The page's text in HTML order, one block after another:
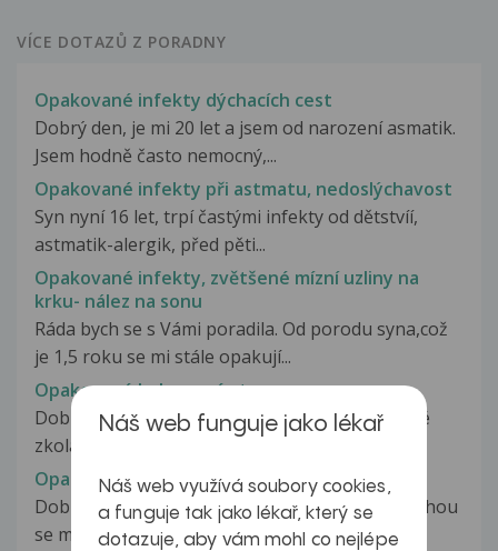
VÍCE DOTAZŮ Z PORADNY
Opakované infekty dýchacích cest
Dobrý den, je mi 20 let a jsem od narození asmatik.
Jsem hodně často nemocný,...
Opakované infekty při astmatu, nedoslýchavost
Syn nyní 16 let, trpí častými infekty od dětstvíí,
astmatik-alergik, před pěti...
Opakované infekty, zvětšené mízní uzliny na
krku- nález na sonu
Ráda bych se s Vámi poradila. Od porodu syna,což
je 1,5 roku se mi stále opakují...
Opakované kolapsové stavy
Dobrý den, cca před měsícem a půl jsem poprvé
zkolaboval - bylo to ukončeno...
Opakované kožní abscesy
Dobrý den, 13.7.2017 po štípnutí komára do nohou
se mi vytvořily hnisající...
Náš web funguje jako lékař
Náš web využívá soubory cookies,
a funguje tak jako lékař, který se
dotazuje, aby vám mohl co nejlépe